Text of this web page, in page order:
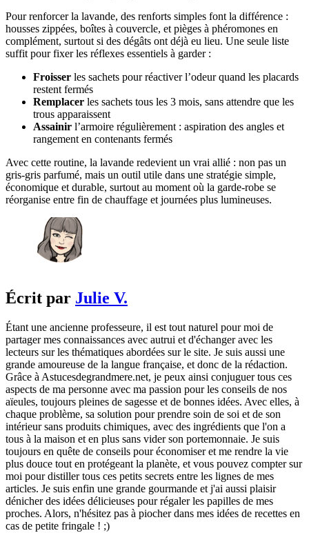
Pour renforcer la lavande, des renforts simples font la différence :
housses zippées, boîtes à couvercle, et pièges à phéromones en
complément, surtout si des dégâts ont déjà eu lieu. Une seule liste
suffit pour fixer les réflexes essentiels à garder :
Froisser les sachets pour réactiver l’odeur quand les placards
restent fermés
Remplacer les sachets tous les 3 mois, sans attendre que les
trous apparaissent
Assainir l’armoire régulièrement : aspiration des angles et
rangement en contenants fermés
Avec cette routine, la lavande redevient un vrai allié : non pas un
gris-gris parfumé, mais un outil utile dans une stratégie simple,
économique et durable, surtout au moment où la garde-robe se
réorganise entre fin de chauffage et journées plus lumineuses.
Écrit par Julie V.
Étant une ancienne professeure, il est tout naturel pour moi de
partager mes connaissances avec autrui et d'échanger avec les
lecteurs sur les thématiques abordées sur le site. Je suis aussi une
grande amoureuse de la langue française, et donc de la rédaction.
Grâce à Astucesdegrandmere.net, je peux ainsi conjuguer tous ces
aspects de ma personne avec ma passion pour les conseils de nos
aïeules, toujours pleines de sagesse et de bonnes idées. Avec elles, à
chaque problème, sa solution pour prendre soin de soi et de son
intérieur sans produits chimiques, avec des ingrédients que l'on a
tous à la maison et en plus sans vider son portemonnaie. Je suis
toujours en quête de conseils pour économiser et me rendre la vie
plus douce tout en protégeant la planète, et vous pouvez compter sur
moi pour distiller tous ces petits secrets entre les lignes de mes
articles. Je suis enfin une grande gourmande et j'ai aussi plaisir
dénicher des idées délicieuses pour régaler les papilles de mes
proches. Alors, n'hésitez pas à piocher dans mes idées de recettes en
cas de petite fringale ! ;)